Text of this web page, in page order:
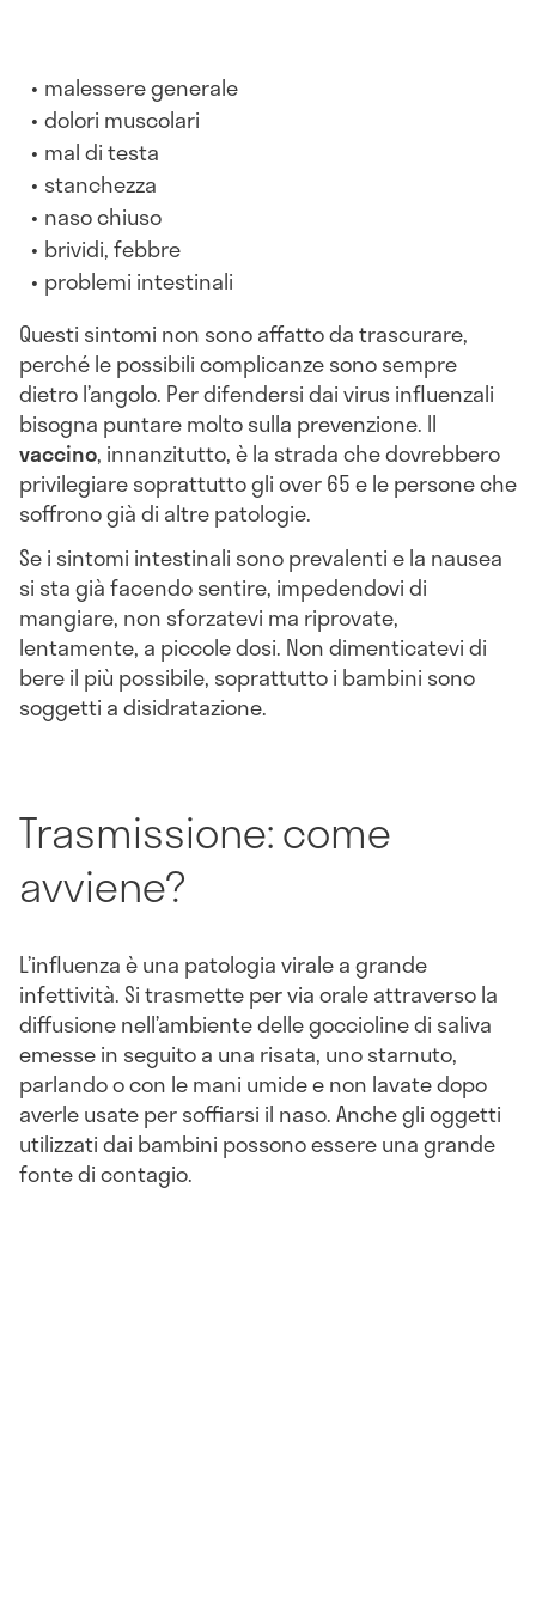
malessere generale
dolori muscolari
mal di testa
stanchezza
naso chiuso
brividi, febbre
problemi intestinali
Questi sintomi non sono affatto da trascurare,
perché le possibili complicanze sono sempre
dietro l’angolo. Per difendersi dai virus influenzali
bisogna puntare molto sulla prevenzione. Il
vaccino, innanzitutto, è la strada che dovrebbero
privilegiare soprattutto gli over 65 e le persone che
soffrono già di altre patologie.
Se i sintomi intestinali sono prevalenti e la nausea
si sta già facendo sentire, impedendovi di
mangiare, non sforzatevi ma riprovate,
lentamente, a piccole dosi. Non dimenticatevi di
bere il più possibile, soprattutto i bambini sono
soggetti a disidratazione.
Trasmissione: come
avviene?
L’influenza è una patologia virale a grande
infettività. Si trasmette per via orale attraverso la
diffusione nell’ambiente delle goccioline di saliva
emesse in seguito a una risata, uno starnuto,
parlando o con le mani umide e non lavate dopo
averle usate per soffiarsi il naso. Anche gli oggetti
utilizzati dai bambini possono essere una grande
fonte di contagio.